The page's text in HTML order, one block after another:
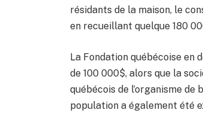
résidants de la maison, le
en recueillant quelque 180
La Fondation québécoise
de 100 000$, alors que la
québécois de l’organisme
population a également été